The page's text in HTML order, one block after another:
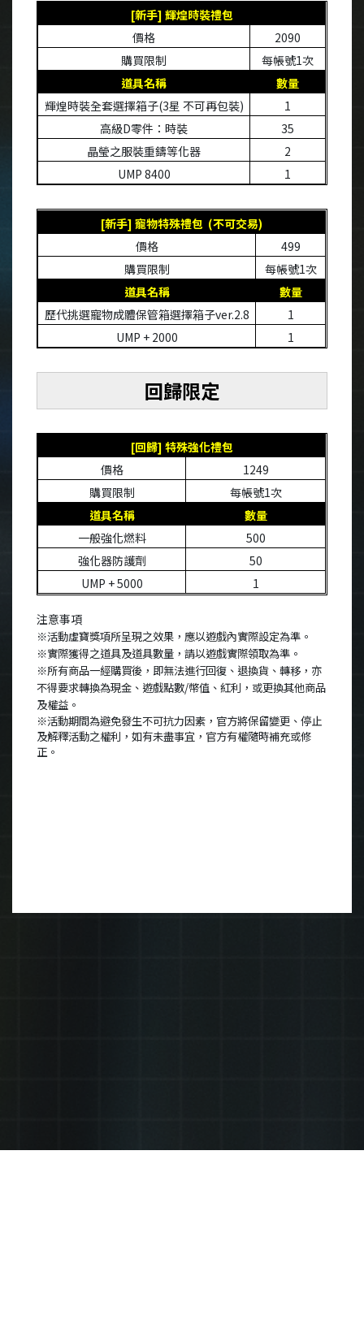
[新手] 輝煌時裝禮包
價格
2090
購買限制
每帳號1次
道具名稱
數量
輝煌時裝全套選擇箱子(3星 不可再包裝)
1
高級D零件：時裝
35
晶瑩之服裝重鑄等化器
2
UMP 8400
1
[新手]寵物特殊禮包 (不可交易)
價格
499
購買限制
每帳號1次
道具名稱
數量
歷代挑選寵物成體保管箱選擇箱子ver.2.8
1
UMP + 2000
1
回歸限定
[回歸] 特殊強化禮包
價格
1249
購買限制
每帳號1次
道具名稱
數量
一般強化燃料
500
強化器防護劑
50
UMP + 5000
1
注意事項
※活動虛寶獎項所呈現之效果，應以遊戲內實際設定為準。
※實際獲得之道具及道具數量，請以遊戲實際領取為準。
※所有商品一經購買後，即無法進行回復、退換貨、轉移，亦
不得要求轉換為現金、遊戲點數/幣值、紅利，或更換其他商品
及權益。
※活動期間為避免發生不可抗力因素，官方將保留變更、停止
及解釋活動之權利，如有未盡事宜，官方有權隨時補充或修
正。